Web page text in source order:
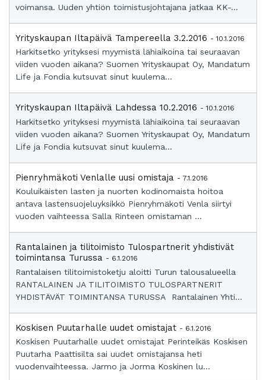
voimansa. Uuden yhtiön toimistusjohtajana jatkaa KK-...
Yrityskaupan Iltapäivä Tampereella 3.2.2016 - 10.1.2016
Harkitsetko yrityksesi myymistä lähiaikoina tai seuraavan
viiden vuoden aikana? Suomen Yrityskaupat Oy, Mandatum
Life ja Fondia kutsuvat sinut kuulema...
Yrityskaupan Iltapäivä Lahdessa 10.2.2016 - 10.1.2016
Harkitsetko yrityksesi myymistä lähiaikoina tai seuraavan
viiden vuoden aikana? Suomen Yrityskaupat Oy, Mandatum
Life ja Fondia kutsuvat sinut kuulema...
Pienryhmäkoti Venlalle uusi omistaja - 7.1.2016
Kouluikäisten lasten ja nuorten kodinomaista hoitoa
antava lastensuojeluyksikkö Pienryhmäkoti Venla siirtyi
vuoden vaihteessa Salla Rinteen omistaman ...
Rantalainen ja tilitoimisto Tulospartnerit yhdistivät
toimintansa Turussa - 6.1.2016
Rantalaisen tilitoimistoketju aloitti Turun talousalueella
RANTALAINEN JA TILITOIMISTO TULOSPARTNERIT
YHDISTÄVÄT TOIMINTANSA TURUSSA Rantalainen Yhti...
Koskisen Puutarhalle uudet omistajat - 6.1.2016
Koskisen Puutarhalle uudet omistajat Perinteikäs Koskisen
Puutarha Paattisilta sai uudet omistajansa heti
vuodenvaihteessa. Jarmo ja Jorma Koskinen lu...